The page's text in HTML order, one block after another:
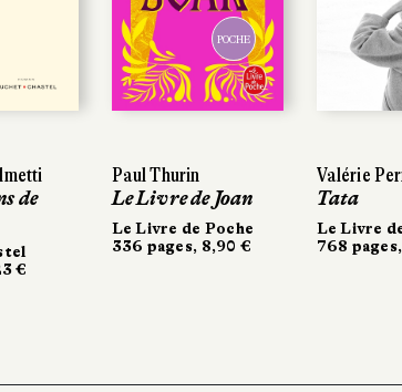
de
€
POCHE
Paul Thurin
Le Livre de Joan
Le Livre de Poche
336 pages, 8,90 €
Valérie
Tata
Le Livre
768
POCHE
Paul Thurin
Le Livre de Joan
Le Livre de Poche
336 pages, 8,90 €
Valérie
Tata
Le Livre
768